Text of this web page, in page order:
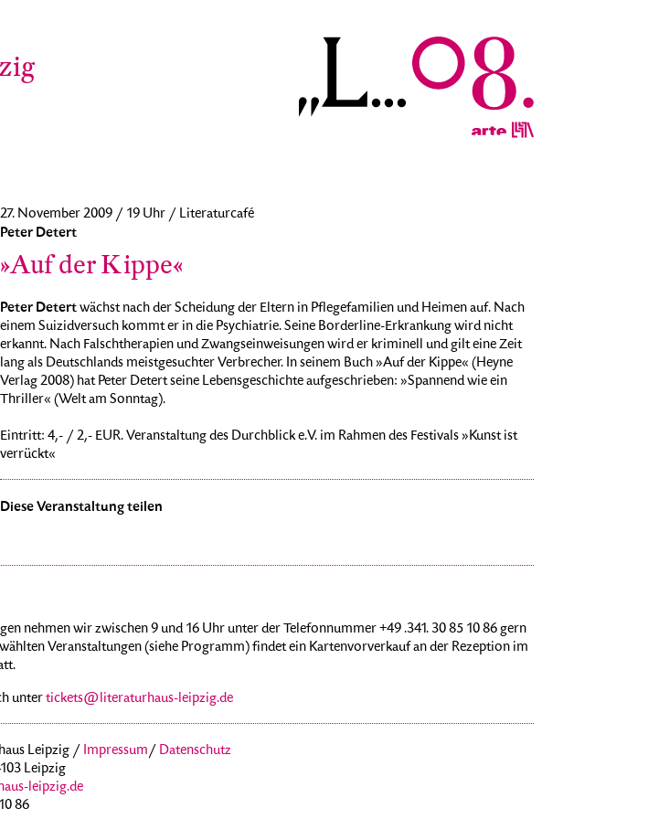
27. November 2009 / 19 Uhr / Literaturcafé
Peter Detert
»Auf der Kippe«
Peter Detertwächst nach der Scheidung der Eltern in Pflegefamilien und Heimen auf. Nach
einem Suizidversuch kommt er in die Psychiatrie. Seine Borderline-Erkrankung wird nicht
erkannt. Nach Falschtherapien und Zwangseinweisungen wird er kriminell und gilt eine Zeit
lang als Deutschlands meistgesuchter Verbrecher. In seinem Buch »Auf der Kippe« (Heyne
Verlag 2008) hat Peter Detert seine Lebensgeschichte aufgeschrieben: »Spannend wie ein
Thriller« (Welt am Sonntag).
Eintritt: 4,- / 2,- EUR. Veranstaltung des Durchblick e.V. im Rahmen des Festivals »Kunst ist
verrückt«
Diese Veranstaltung teilen
nehmen wir zwischen 9 und 16 Uhr unter der Telefonnummer +49 .341. 30 85 10 86 gern
Veranstaltungen (siehe Programm) findet ein Kartenvorverkauf an der Rezeption im
untertickets@literaturhaus-leipzig.de
Leipzig / Impressum/ Datenschutz
Leipzig
leipzig.de
86